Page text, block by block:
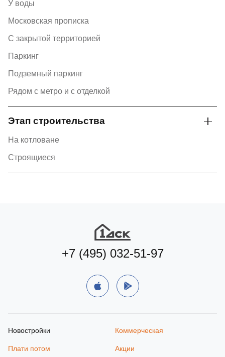
У воды
Московская прописка
С закрытой территорией
Паркинг
Подземный паркинг
Рядом с метро и с отделкой
Этап строительства
На котловане
Строящиеся
+7 (495) 032-51-97
Новостройки Коммерческая
Плати потом Акции